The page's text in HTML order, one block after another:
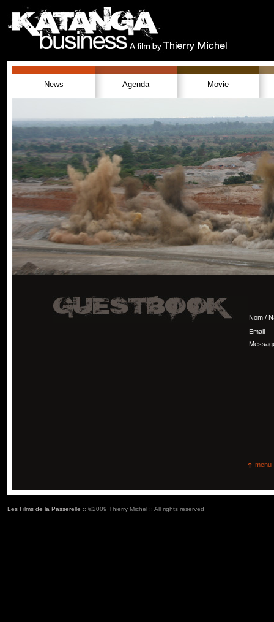
News Agenda Movie
Nom /
Email
menu
Les Films de la Passerelle :: ©2009 Thierry Michel :: All rights reserved